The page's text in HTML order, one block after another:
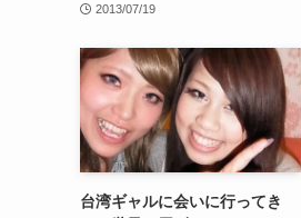
2013/07/19
台湾ギャルに会いに行ってき